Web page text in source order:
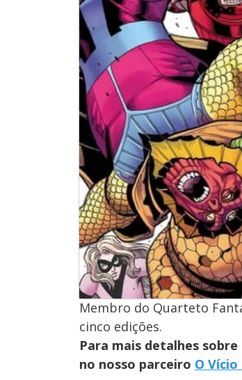
Membro do Quarteto
cinco edições.
Para mais detalhes
no nosso parceiro O